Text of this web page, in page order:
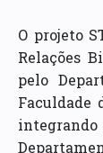
O projeto
Relações
pelo
Faculdade
integrando